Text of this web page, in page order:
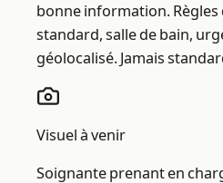
bonne information. Règles
standard, salle de bain,
géolocalisé. Jamais
Visuel à venir
Soignante prenant en